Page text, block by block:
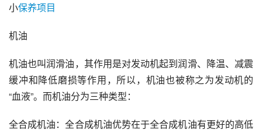
小保养项目
机油
机油也叫润滑油，其作用是对发动机起到润滑、降温、减震
缓冲和降低磨损等作用，所以，机油也被称之为发动机的
“血液”。而机油分为三种类型：
全合成机油：全合成机油优势在于全合成机油有更好的高低